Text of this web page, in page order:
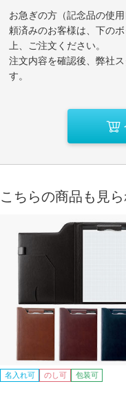
お急ぎの方（記念品の使
頼済みのお客様は、下の
上、ご注文ください。
注文内容を確認後、弊社
す。
こちらの商品も見
名入れ可 のし可 包装可